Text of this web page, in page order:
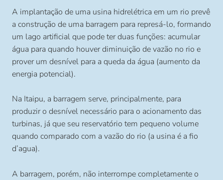
A implantação de uma usina hidrelétrica em um rio prevê
a construção de uma barragem para represá-lo, formando
um lago artificial que pode ter duas funções: acumular
água para quando houver diminuição de vazão no rio e
prover um desnível para a queda da água (aumento da
energia potencial).
Na Itaipu, a barragem serve, principalmente, para
produzir o desnível necessário para o acionamento das
turbinas, já que seu reservatório tem pequeno volume
quando comparado com a vazão do rio (a usina é a fio
d’agua).
A barragem, porém, não interrompe completamente o